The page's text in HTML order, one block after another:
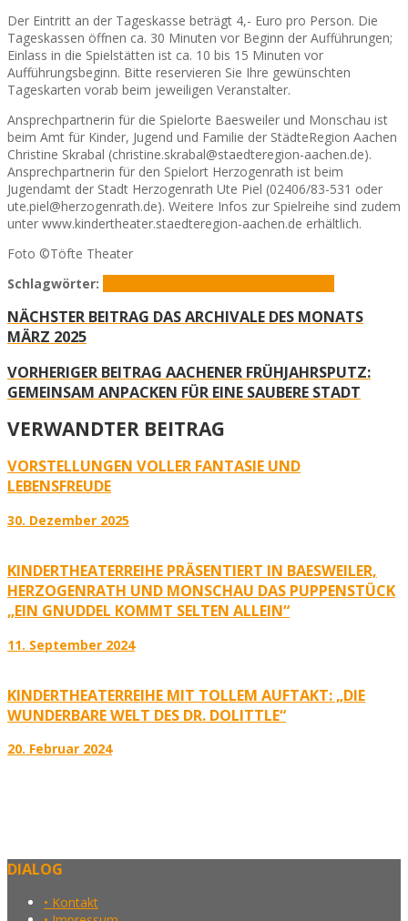
Der Eintritt an der Tageskasse beträgt 4,- Euro pro Person. Die
Tageskassen öffnen ca. 30 Minuten vor Beginn der Aufführungen;
Einlass in die Spielstätten ist ca. 10 bis 15 Minuten vor
Aufführungsbeginn. Bitte reservieren Sie Ihre gewünschten
Tageskarten vorab beim jeweiligen Veranstalter.
Ansprechpartnerin für die Spielorte Baesweiler und Monschau ist
beim Amt für Kinder, Jugend und Familie der StädteRegion Aachen
Christine Skrabal (christine.skrabal@staedteregion-aachen.de).
Ansprechpartnerin für den Spielort Herzogenrath ist beim
Jugendamt der Stadt Herzogenrath Ute Piel (02406/83-531 oder
ute.piel@herzogenrath.de). Weitere Infos zur Spielreihe sind zudem
unter www.kindertheater.staedteregion-aachen.de erhältlich.
Foto ©Töfte Theater
Schlagwörter:
NÄCHSTER BEITRAG DAS ARCHIVALE DES MONATS
MÄRZ 2025
VORHERIGER BEITRAG AACHENER FRÜHJAHRSPUTZ:
GEMEINSAM ANPACKEN FÜR EINE SAUBERE STADT
VERWANDTER BEITRAG
VORSTELLUNGEN VOLLER FANTASIE UND
LEBENSFREUDE
30. Dezember 2025
KINDERTHEATERREIHE PRÄSENTIERT IN BAESWEILER,
HERZOGENRATH UND MONSCHAU DAS PUPPENSTÜCK
„EIN GNUDDEL KOMMT SELTEN ALLEIN“
11. September 2024
KINDERTHEATERREIHE MIT TOLLEM AUFTAKT: „DIE
WUNDERBARE WELT DES DR. DOLITTLE“
20. Februar 2024
DIALOG
• Kontakt